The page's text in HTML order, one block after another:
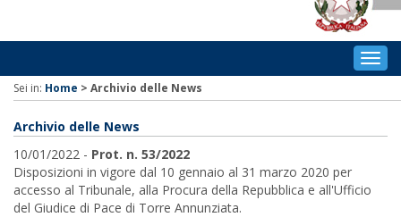
Sei in: Home > Archivio delle News
Archivio delle News
10/01/2022 - Prot. n. 53/2022
Disposizioni in vigore dal 10 gennaio al 31 marzo 2020 per
accesso al Tribunale, alla Procura della Repubblica e all'Ufficio
del Giudice di Pace di Torre Annunziata.